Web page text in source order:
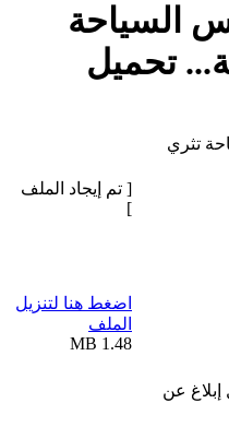
السياحة
تحميل
تثري
عن
[ تم إيجاد الملف
]
اضغط هنا لتنزيل
الملف
1.48 MB